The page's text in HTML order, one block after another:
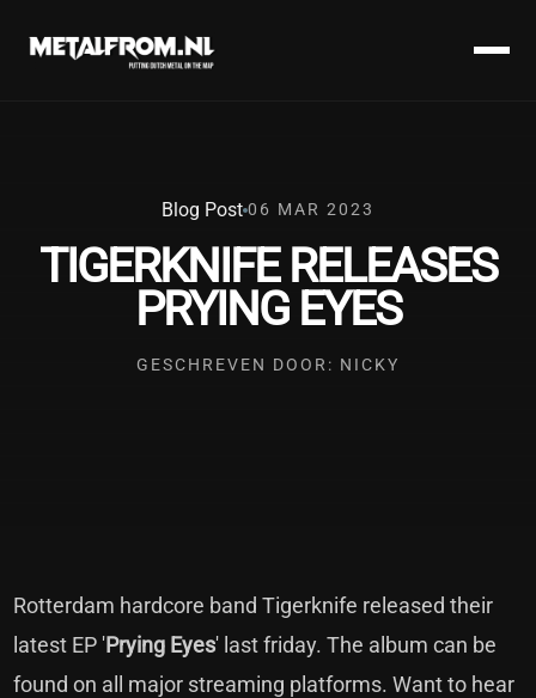
Blog Post 06 MAR 2023
TIGERKNIFE RELEASES
PRYING EYES
GESCHREVEN DOOR: NICKY
Rotterdam hardcore band Tigerknife released their
latest EP 'Prying Eyes' last friday. The album can be
found on all major streaming platforms. Want to hear